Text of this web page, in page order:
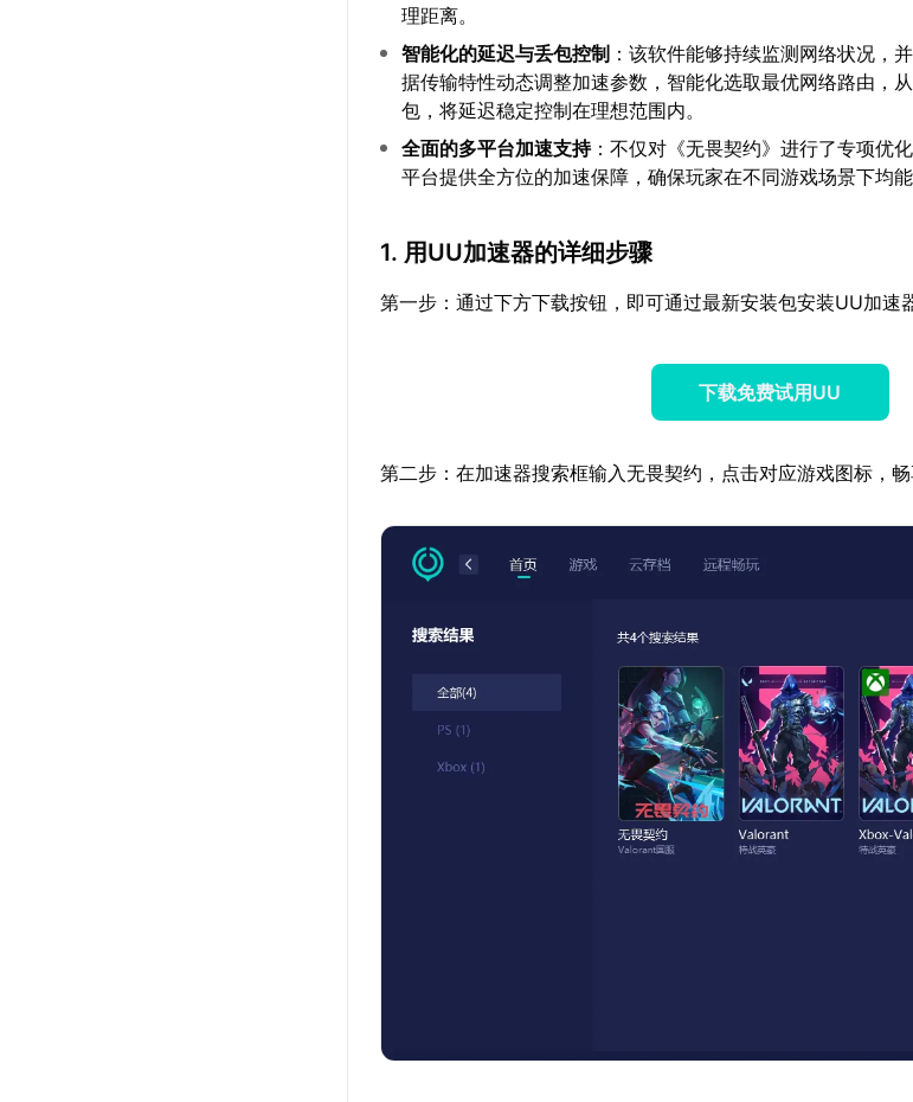
理距离。
智能化的延迟与丢包控制 ：该软件能够持续监测网络状况，
据传输特性动态调整加速参数，智能化选取最优网络路由，
包，将延迟稳定控制在理想范围内。
全面的多平台加速支持：不仅对《无畏契约》进行了专项优
平台提供全方位的加速保障，确保玩家在不同游戏场景下均能
1. 用UU加速器的详细步骤
第一步：通过下方下载按钮，即可通过最新安装包安装UU加速器
下载免费试用UU
第二步：在加速器搜索框输入无畏契约，点击对应游戏图标，畅